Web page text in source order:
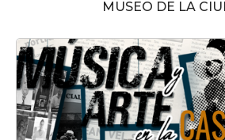
MUSEO DE LA